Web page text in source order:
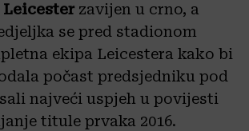
Leicester zavijen u crno, a
se pred stadionom
ekipa Leicestera kako bi
počast predsjedniku pod
najveći uspjeh u povijesti
titule prvaka 2016.